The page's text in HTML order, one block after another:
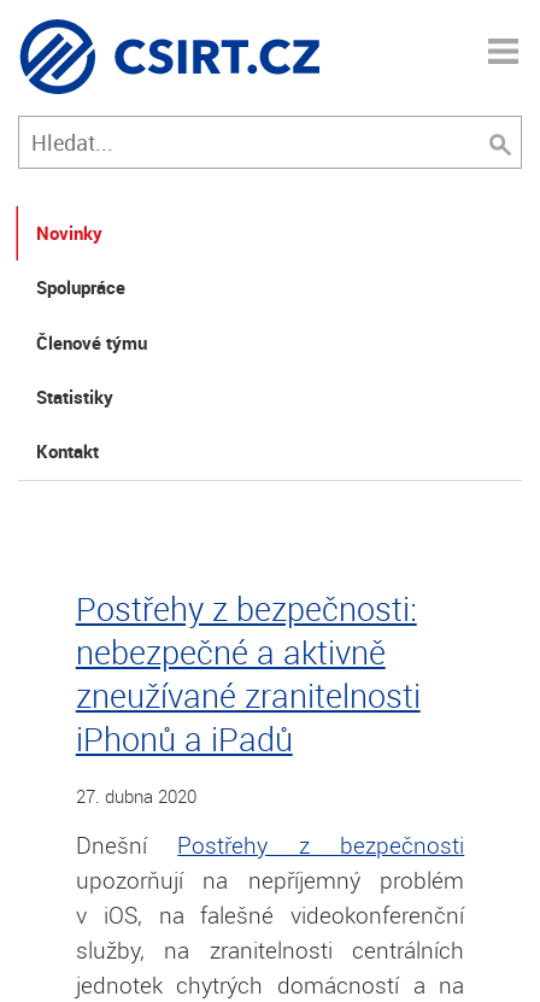
Novinky
Spolupráce
Členové týmu
Statistiky
Kontakt
Postřehy z bezpečnosti:
nebezpečné a aktivně
zneužívané zranitelnosti
iPhonů a iPadů
27. dubna 2020
Dnešní Postřehy z bezpečnosti
upozorňují na nepříjemný problém
v iOS, na falešné videokonferenční
služby, na zranitelnosti centrálních
jednotek chytrých domácností a na